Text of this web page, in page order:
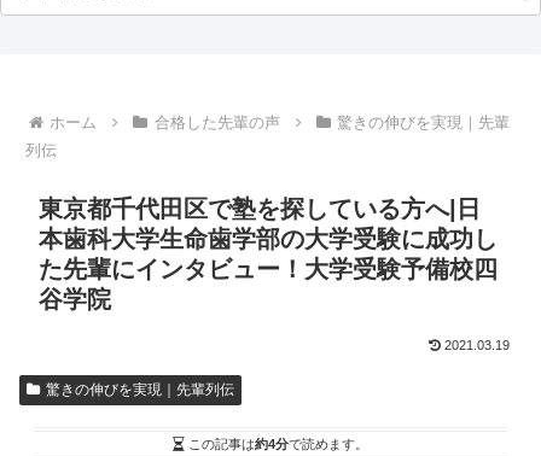
ホーム 合格した先輩の声
驚きの伸びを実現｜先輩
列伝
東京都千代田区で塾を探している方へ|日
本歯科大学生命歯学部の大学受験に成功し
た先輩にインタビュー！大学受験予備校四
谷学院
2021.03.19
驚きの伸びを実現｜先輩列伝
この記事は約4分で読めます。